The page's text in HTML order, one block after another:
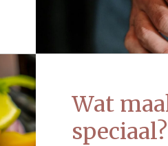
Wat
speciaal?